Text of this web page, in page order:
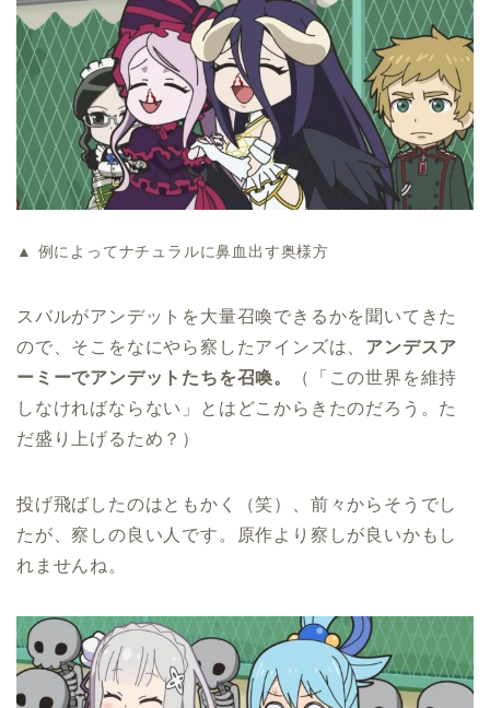
▲ 例によってナチュラルに鼻血出す奥様方
スバルがアンデットを大量召喚できるかを聞いてきた
ので、そこをなにやら察したアインズは、 アンデスア
ーミーでアンデットたちを召喚。
（「この世界を維持
しなければならない」とはどこからきたのだろう。た
だ盛り上げるため？）
投げ飛ばしたのはともかく（笑）、前々からそうでし
たが、察しの良い人です。原作より察しが良いかもし
れませんね。